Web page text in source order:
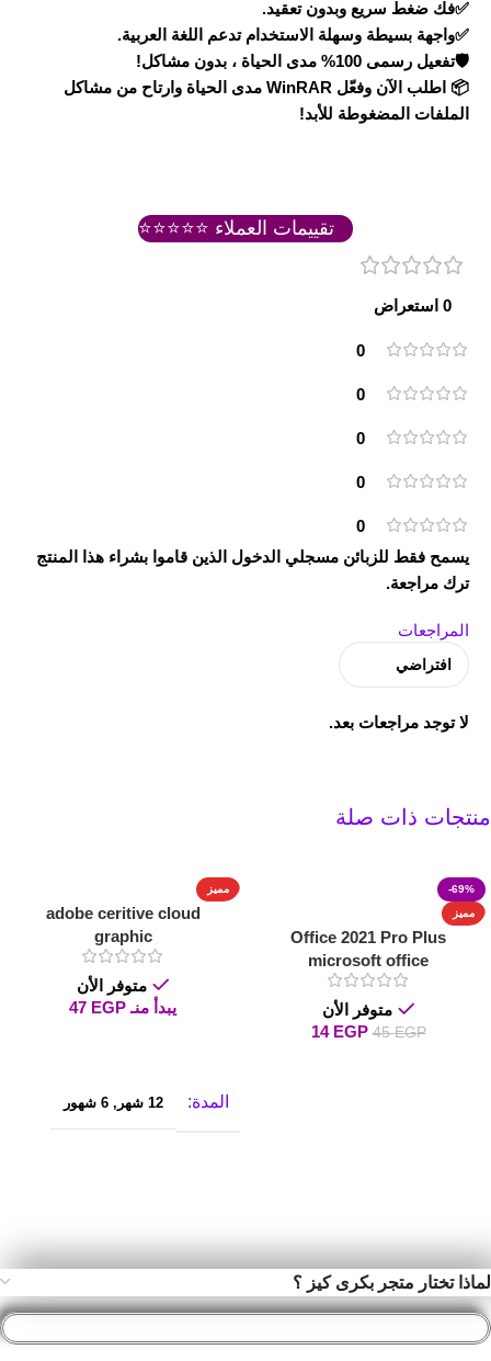
✅فك ضغط سريع وبدون تعقيد.
✅واجهة بسيطة وسهلة الاستخدام تدعم اللغة العربية.
🛡️تفعيل رسمى 100% مدى الحياة ، بدون مشاكل!
📦 اطلب الآن وفعّل WinRAR مدى الحياة وارتاح من مشاكل
الملفات المضغوطة للأبد!
تقييمات العملاء ⭐⭐⭐⭐⭐
0 استعراض
0
0
0
0
0
المراجعات
لا توجد مراجعات بعد.
يسمح فقط للزبائن مسجلي الدخول الذين قاموا بشراء هذا المنتج
ترك مراجعة.
منتجات ذات صلة
-69%
مميز
Office 2021 Pro Plus
microsoft office
متوفر الأن
45EGP
14 EGP
مميز
adobe ceritive cloud
graphic
متوفر الأن
يبدأ منـ
47 EGP
المدة 12 شهر , 6 شهور
لماذا تختار متجر بكرى كيز ؟